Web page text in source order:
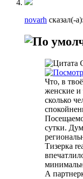
novarh сказал(-а):
Что, в
женские и
сколько
сутки.
Тизерка
А